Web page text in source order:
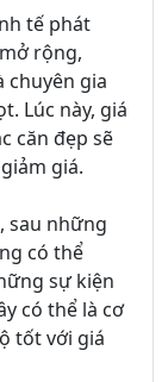
tế phát
rộng,
chuyên gia
Lúc này, giá
căn đẹp sẽ
giá.
sau những
có thể
sự kiện
có thể là cơ
tốt với giá